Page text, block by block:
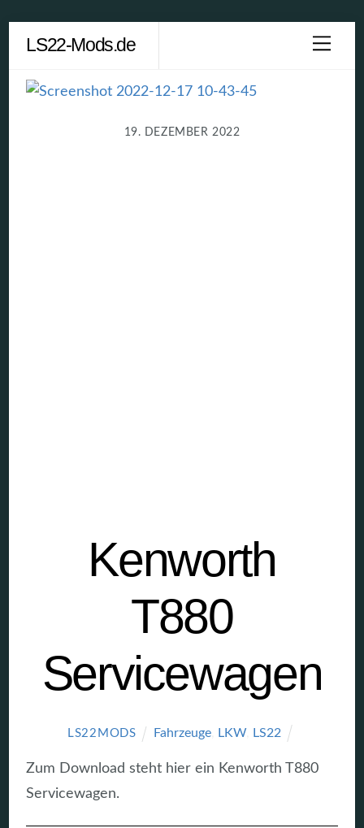
content
LS22-Mods.de
19. DEZEMBER 2022
Kenworth
T880
Servicewagen
LS22MODS Fahrzeuge LKW, LS22
Zum Download steht hier ein Kenworth T880
Servicewagen.